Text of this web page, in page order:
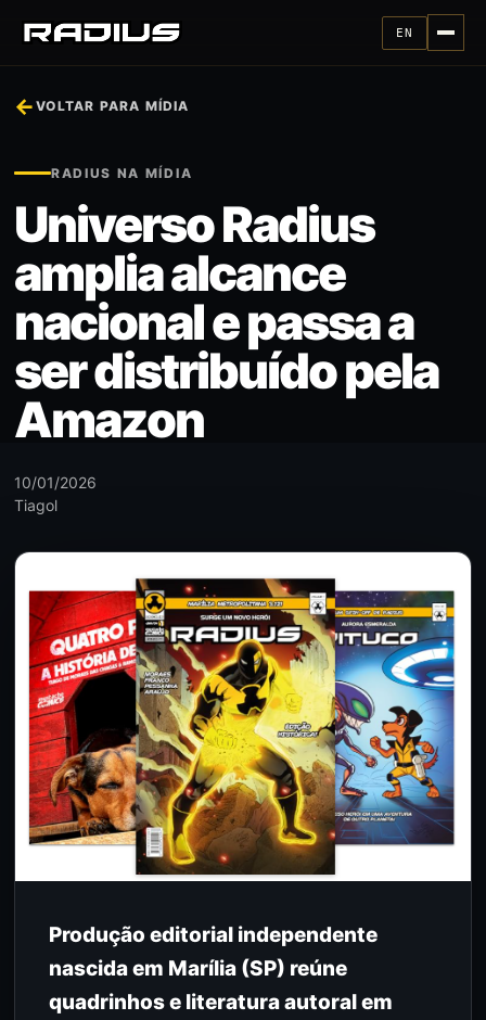
EN
←VOLTAR PARA MÍDIA
RADIUS NA MÍDIA
Universo Radius
amplia alcance
nacional e passa a
ser distribuído pela
Amazon
10/01/2026
Tiagol
Produção editorial independente
nascida em Marília (SP) reúne
quadrinhos e literatura autoral em